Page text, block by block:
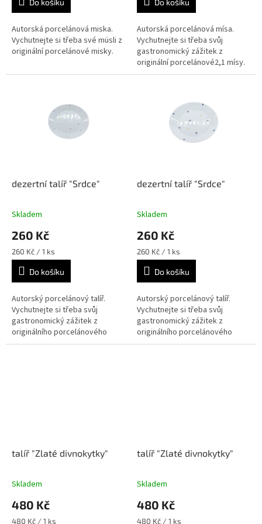
Do košíku
Autorská porcelánová miska.
Vychutnejte si třeba své müsli z
originální porcelánové misky.
Do košíku
Autorská porcelánová mísa.
Vychutnejte si třeba svůj
gastronomický zážitek z
originální porcelánové2,1 mísy.
dezertní talíř "Srdce"
Skladem
260 Kč
Měrná
cena:
260 Kč / 1 ks
Do košíku
Autorský porcelánový talíř.
Vychutnejte si třeba svůj
gastronomický zážitek z
originálního porcelánového
talíře.
dezertní talíř "Srdce"
Skladem
260 Kč
Měrná
cena:
260 Kč / 1 ks
Do košíku
Autorský porcelánový talíř.
Vychutnejte si třeba svůj
gastronomický zážitek z
originálního porcelánového
talíře.
talíř "Zlaté divnokytky"
Skladem
480 Kč
Měrná
480 Kč / 1 ks
talíř "Zlaté divnokytky"
Skladem
480 Kč
Měrná
480 Kč / 1 ks